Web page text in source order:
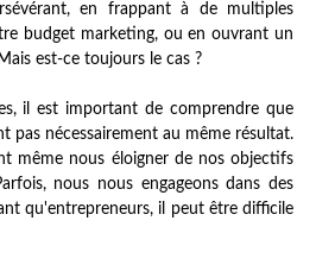
en frappant à de multiples
budget marketing, ou en ouvrant un
est-ce toujours le cas ?
il est important de comprendre que
pas nécessairement au même résultat.
même nous éloigner de nos objectifs
nous nous engageons dans des
qu'entrepreneurs, il peut être difficile